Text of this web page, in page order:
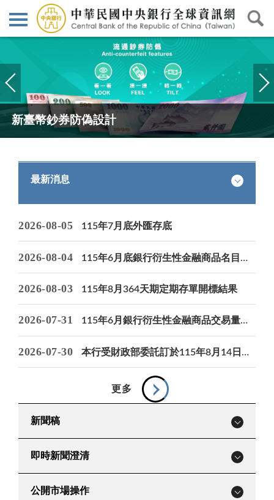
新臺幣鈔券防偽設計
最新消息
2026-08-05 115年7月底外匯存底
2026-08-04 115年6月底銀行衍生性金融商品名目本金餘額統計
2026-08-03 115年8月364天期定期存單開標結果
2026-07-31 115年6月銀行衍生性金融商品交易量統計
2026-07-30 本行受財政部委託訂於115年8月14日標售2年期115年度乙類第3期增額公債新臺...
更多
新聞稿
即時新聞澄清
公開市場操作